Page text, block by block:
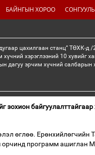
БАЙНГЫН ХОРОО СОНГУУЛЬ
цахилгаан станц” ТӨХК-
хэрэглээний 10 хувийг
дагуу эрчим хүчний
зохион
өглөө. Ерөнхийлөгчийн
программ ашиглан